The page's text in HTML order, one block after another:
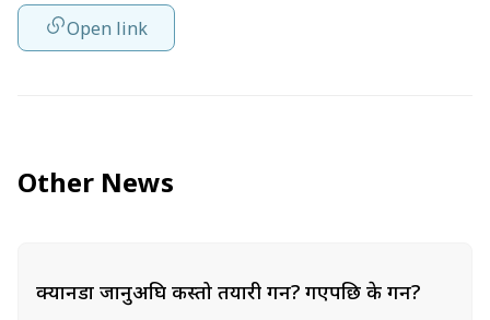
Open link
Other News
क्यानडा जानुअघि कस्तो तयारी गर्ने? गएपछि के गर्ने?